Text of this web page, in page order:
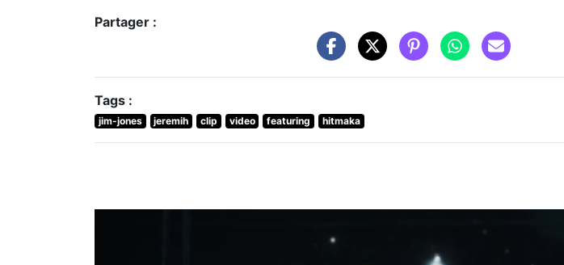
Partager :
Tags :
jim-jones jeremih clip video featuring hitmaka